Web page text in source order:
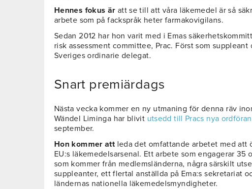
Hennes fokus är att se till att våra läkemedel är så
arbete som på fackspråk heter farmakovigilans.
Sedan 2012 har hon varit med i Emas
risk assessment committee, Prac. Först som suppleant
Sveriges ordinarie delegat.
Snart premiärdags
Nästa vecka kommer en ny utmaning för denna räv
Wändel Liminga har blivit utsedd till Pracs nya
september.
Hon kommer attleda det omfattande arbetet med att
EU:s läkemedelsarsenal. Ett arbete som engagerar 35
som kommer från medlemsländerna, några särskilt
suppleanter, ett flertal anställda på Ema:s sekretariat
ländernas nationella läkemedelsmyndigheter.